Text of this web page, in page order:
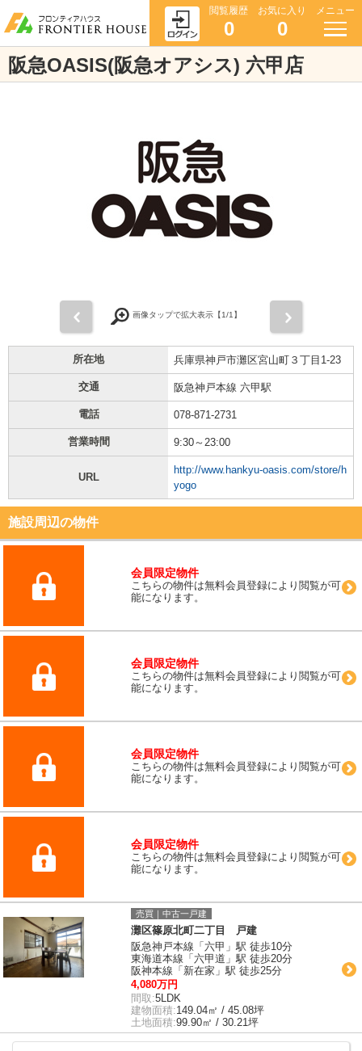
閲覧履歴
0
お気に入り
0
メニュー
阪急OASIS(阪急オアシス) 六甲店
画像タップで拡大表示【1/1】
所在地 兵庫県神戸市灘区宮山町３丁目1-23
交通 阪急神戸本線 六甲駅
電話 078-871-2731
営業時間 9:30～23:00
URL
http://www.hankyu-oasis.com/store/h
yogo
施設周辺の物件
会員限定物件
こちらの物件は無料会員登録により閲覧が可
能になります。
会員限定物件
こちらの物件は無料会員登録により閲覧が可
能になります。
会員限定物件
こちらの物件は無料会員登録により閲覧が可
能になります。
会員限定物件
こちらの物件は無料会員登録により閲覧が可
能になります。
売買｜中古一戸建
灘区篠原北町二丁目 戸建
阪急神戸本線「六甲」駅 徒歩10分
東海道本線「六甲道」駅 徒歩20分
阪神本線「新在家」駅 徒歩25分
4,080万円
間取:5LDK
建物面積:149.04㎡ / 45.08坪
土地面積:99.90㎡ / 30.21坪